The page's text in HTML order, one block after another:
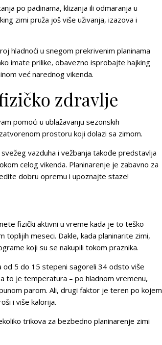
po padinama, klizanja ili odmaranja u
zimi pruža još više uživanja, izazova i
hladnoći u snegom prekrivenim planinama
imate prilike, obavezno isprobajte hajking
već narednog vikenda.
zdravlje
pomoći u ublažavanju sezonskih
prostoru koji dolazi sa zimom.
vazduha i vežbanja takođe predstavlja
celog vikenda. Planinarenje je zabavno za
dobru opremu i upoznajte staze!
fizički aktivni u vreme kada je to teško
meseci. Dakle, kada planinarite zimi,
koji su se nakupili tokom praznika.
od 5 do 15 stepeni sagoreli 34 odsto više
to je temperatura – po hladnom vremenu,
parom. Ali, drugi faktor je teren po kojem
i više kalorija.
trikova za bezbedno planinarenje zimi